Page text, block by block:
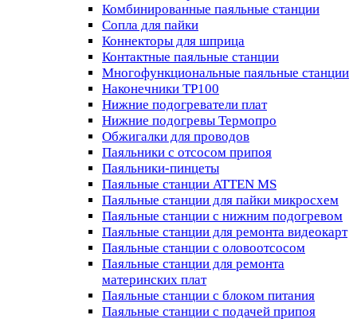
Комбинированные паяльные станции
Сопла для пайки
Коннекторы для шприца
Контактные паяльные станции
Многофункциональные паяльные станции
Наконечники TP100
Нижние подогреватели плат
Нижние подогревы Термопро
Обжигалки для проводов
Паяльники с отсосом припоя
Паяльники-пинцеты
Паяльные станции ATTEN MS
Паяльные станции для пайки микросхем
Паяльные станции с нижним подогревом
Паяльные станции для ремонта видеокарт
Паяльные станции с оловоотсосом
Паяльные станции для ремонта
материнских плат
Паяльные станции с блоком питания
Паяльные станции с подачей припоя